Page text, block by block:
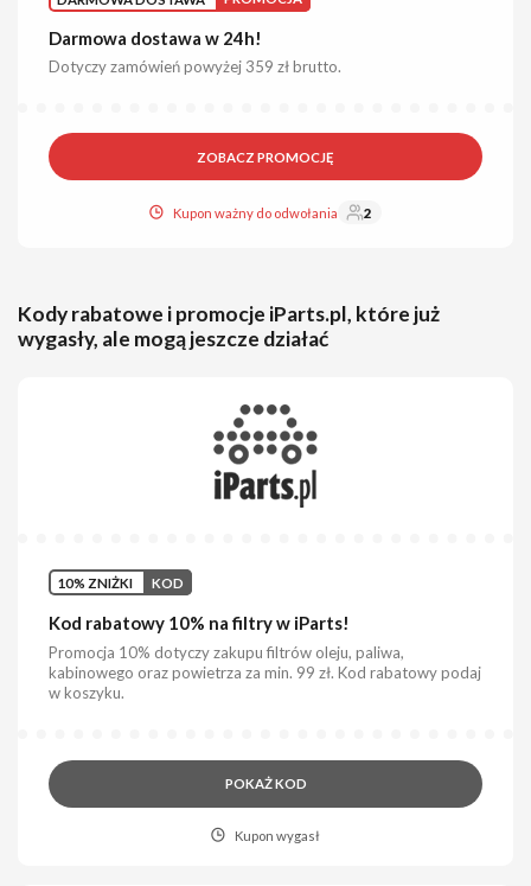
Darmowa dostawa w 24h!
Dotyczy zamówień powyżej 359 zł brutto.
ZOBACZ PROMOCJĘ
Kupon ważny do odwołania 2
Kody rabatowe i promocje iParts.pl, które już
wygasły, ale mogą jeszcze działać
10% ZNIŻKI KOD
Kod rabatowy 10% na filtry w iParts!
Promocja 10% dotyczy zakupu filtrów oleju, paliwa,
kabinowego oraz powietrza za min. 99 zł. Kod rabatowy podaj
w koszyku.
POKAŻ KOD
Kupon wygasł